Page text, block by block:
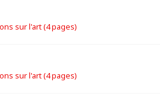
sur l'art (4 pages)
sur l'art (4 pages)